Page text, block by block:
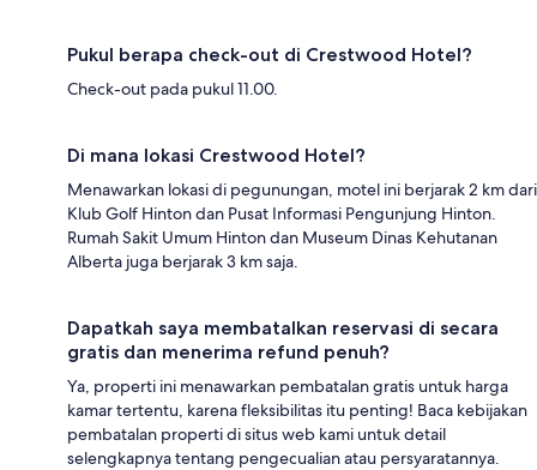
Pukul berapa check-out di Crestwood Hotel?
Check-out pada pukul 11.00.
Di mana lokasi Crestwood Hotel?
Menawarkan lokasi di pegunungan, motel ini berjarak 2 km dari
Klub Golf Hinton dan Pusat Informasi Pengunjung Hinton.
Rumah Sakit Umum Hinton dan Museum Dinas Kehutanan
Alberta juga berjarak 3 km saja.
Dapatkah saya membatalkan reservasi di secara
gratis dan menerima refund penuh?
Ya, properti ini menawarkan pembatalan gratis untuk harga
kamar tertentu, karena fleksibilitas itu penting! Baca kebijakan
pembatalan properti di situs web kami untuk detail
selengkapnya tentang pengecualian atau persyaratannya.